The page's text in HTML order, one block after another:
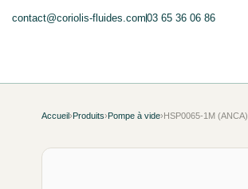
contact@coriolis-fluides.com03 65 36 06 86
Accueil›Produits›Pompe à vide›HSP0065-1M (ANCA)